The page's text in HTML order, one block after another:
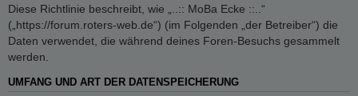
Diese Richtlinie beschreibt, wie „..:: MoBa Ecke ::..“
(„https://forum.roters-web.de“) (im Folgenden „der Betreiber“) die
Daten verwendet, die während deines Foren-Besuchs gesammelt
werden.
UMFANG UND ART DER DATENSPEICHERUNG